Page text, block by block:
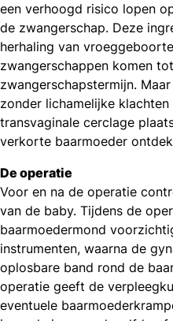
een verhoogd risico lopen
de zwangerschap. Deze
herhaling van
zwangerschappen komen
zwangerschapstermijn.
zonder lichamelijke
transvaginale cerclage
verkorte baarmoeder
De operatie
Voor en na de operatie
van de baby. Tijdens de
baarmoedermond
instrumenten, waarna de
oplosbare band rond de
operatie geeft de
eventuele